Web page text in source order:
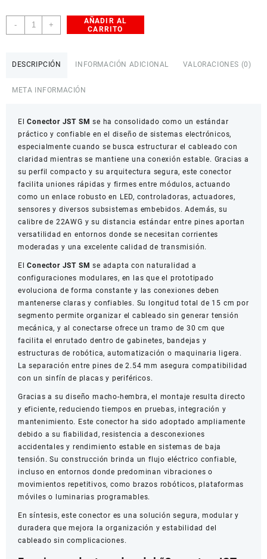
-
Conector
JST
cm
cantidad
+
AÑADIR AL
CARRITO
DESCRIPCIÓN INFORMACIÓN ADICIONAL VALORACIONES (0)
META INFORMACIÓN
ElConector JST SM se ha consolidado como un estándar
práctico y confiable en el diseño de sistemas electrónicos,
especialmente cuando se busca estructurar el cableado con
claridad mientras se mantiene una conexión estable. Gracias a
su perfil compacto y su arquitectura segura, este conector
facilita uniones rápidas y firmes entre módulos, actuando
como un enlace robusto en LED, controladoras, actuadores,
sensores y diversos subsistemas embebidos. Además, su
calibre de 22AWG y su distancia estándar entre pines aportan
versatilidad en entornos donde se necesitan corrientes
moderadas y una excelente calidad de transmisión.
ElConector JST SM se adapta con naturalidad a
configuraciones modulares, en las que el prototipado
evoluciona de forma constante y las conexiones deben
mantenerse claras y confiables. Su longitud total de 15 cm por
segmento permite organizar el cableado sin generar tensión
mecánica, y al conectarse ofrece un tramo de 30 cm que
facilita el enrutado dentro de gabinetes, bandejas y
estructuras de robótica, automatización o maquinaria ligera.
La separación entre pines de 2.54 mm asegura compatibilidad
con un sinfín de placas y periféricos.
Gracias a su diseño macho-hembra, el montaje resulta directo
y eficiente, reduciendo tiempos en pruebas, integración y
mantenimiento. Este conector ha sido adoptado ampliamente
debido a su fiabilidad, resistencia a desconexiones
accidentales y rendimiento estable en sistemas de baja
tensión. Su construcción brinda un flujo eléctrico confiable,
incluso en entornos donde predominan vibraciones o
movimientos repetitivos, como brazos robóticos, plataformas
móviles o luminarias programables.
En síntesis, este conector es una solución segura, modular y
duradera que mejora la organización y estabilidad del
cableado sin complicaciones.